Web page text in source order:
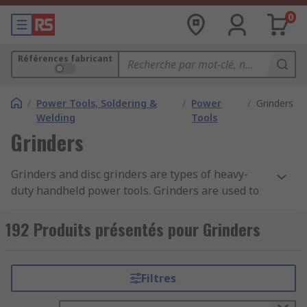
0
Références fabricant
/ Power Tools, Soldering &
Welding
/ Power
Tools
/ Grinders
Grinders
Grinders and disc grinders are types of heavy-
duty handheld power tools. Grinders are used to
as concrete, metal and stone via various spinning
discs that can be securely attached. Like other
are brushless to prolong life and deliver more
power. Brushless motors also include safety
192 Produits présentés pour Grinders
Filtres